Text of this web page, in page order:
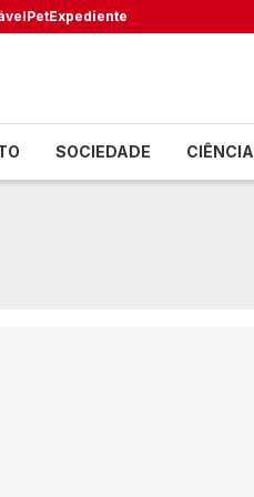
PetExpediente
SOCIEDADE CIÊNCIA